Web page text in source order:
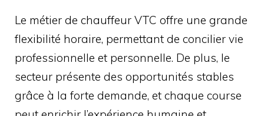
Le métier de chauffeur VTC offre une grande
flexibilité horaire, permettant de concilier vie
professionnelle et personnelle. De plus, le
secteur présente des opportunités stables
grâce à la forte demande, et chaque course